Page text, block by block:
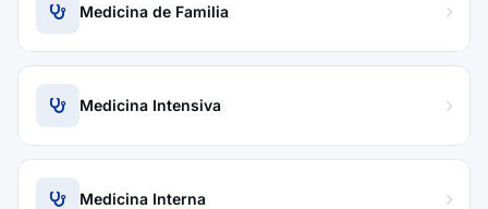
Medicina de Familia
Medicina Intensiva
Medicina Interna